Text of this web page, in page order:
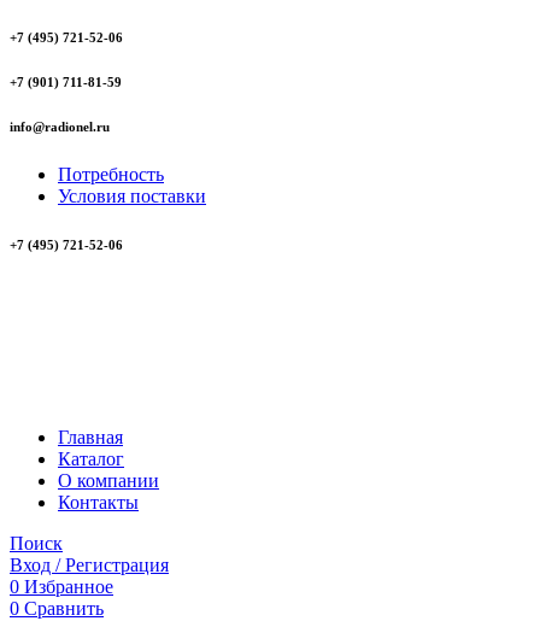
+7 (495) 721-52-06
+7 (901) 711-81-59
info@radionel.ru
Потребность
Условия поставки
+7 (495) 721-52-06
Главная
Каталог
О компании
Контакты
Поиск
Вход / Регистрация
0 Избранное
0 Сравнить